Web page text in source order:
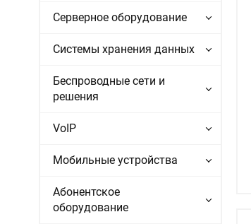
Серверное оборудование
Системы хранения данных
Беспроводные сети и
решения
VoIP
Мобильные устройства
Абонентское
оборудование